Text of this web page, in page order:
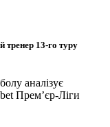
тренер 13-го туру
аналізує
Прем’єр-Ліги